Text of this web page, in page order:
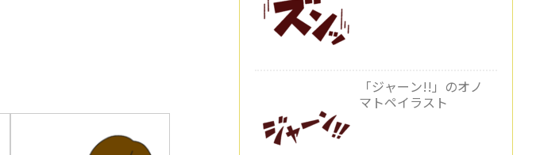
「ジャーン!!」のオノ
マトペイラスト